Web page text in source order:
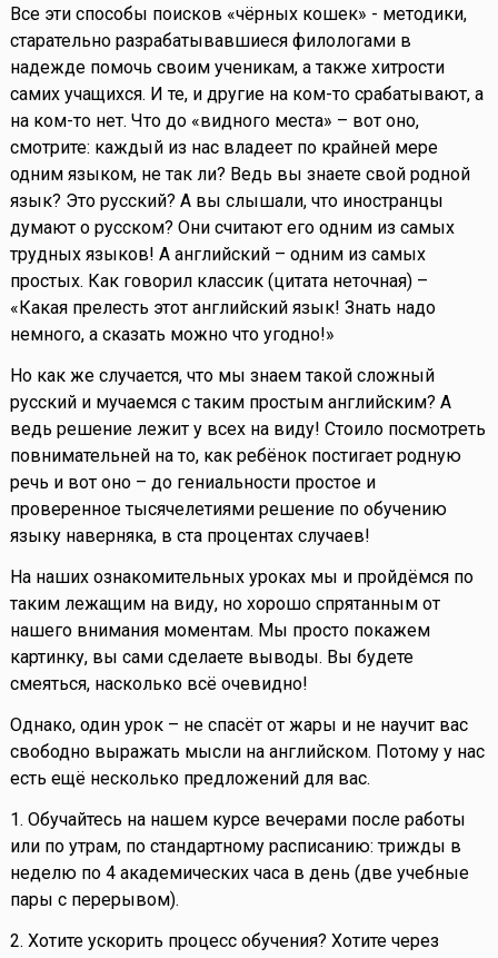
Все эти способы поисков «чёрных кошек» - методики,
старательно разрабатывавшиеся филологами в
надежде помочь своим ученикам, а также хитрости
самих учащихся. И те, и другие на ком-то срабатывают, а
на ком-то нет. Что до «видного места» – вот оно,
смотрите: каждый из нас владеет по крайней мере
одним языком, не так ли? Ведь вы знаете свой родной
язык? Это русский? А вы слышали, что иностранцы
думают о русском? Они считают его одним из самых
трудных языков! А английский – одним из самых
простых. Как говорил классик (цитата неточная) –
«Какая прелесть этот английский язык! Знать надо
немного, а сказать можно что угодно!»
Но как же случается, что мы знаем такой сложный
русский и мучаемся с таким простым английским? А
ведь решение лежит у всех на виду! Стоило посмотреть
повнимательней на то, как ребёнок постигает родную
речь и вот оно – до гениальности простое и
проверенное тысячелетиями решение по обучению
языку наверняка, в ста процентах случаев!
На наших ознакомительных уроках мы и пройдёмся по
таким лежащим на виду, но хорошо спрятанным от
нашего внимания моментам. Мы просто покажем
картинку, вы сами сделаете выводы. Вы будете
смеяться, насколько всё очевидно!
Однако, один урок – не спасёт от жары и не научит вас
свободно выражать мысли на английском. Потому у нас
есть ещё несколько предложений для вас.
1. Обучайтесь на нашем курсе вечерами после работы
или по утрам, по стандартному расписанию: трижды в
неделю по 4 академических часа в день (две учебные
пары с перерывом).
2. Хотите ускорить процесс обучения? Хотите через